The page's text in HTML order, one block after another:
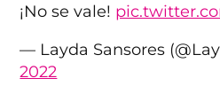
¡No se vale!
— Layda Sansores
2022